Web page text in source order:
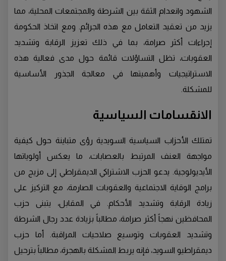
الشهود وانعدام الثقة بين الشرطة والمجتمعات المحلية، مما
يزيد من تعقيد التعامل مع هذه الجرائم. ومع اتخاذ الحكومة
إجراءات أكثر صرامة، بما في ذلك تعزيز الرقابة وتشديد
العقوبات، تظل التساؤلات قائمة حول مدى فعالية هذه
الاستراتيجيات وأهميتها في معالجة الجذور الأساسية
للمشكلة.
الانقسامات السياسية
تمتلك الأحزاب السياسية السويدية رؤى متباينة حول كيفية
مواجهة العنف المرتبط بالعصابات، ما يعكس أولوياتها
الأيديولوجية. يدعو الحزب الاشتراكي الديمقراطي إلى مزيج من
برامج الوقاية الاجتماعية والعقوبات الصارمة، مع التركيز على
زيادة الرقابة وتشديد الأحكام. في المقابل، يتبنى حزب
المحافظين نهجاً أكثر صرامة، مطالباً بزيادة عدد رجال الشرطة
وتشديد العقوبات وتوسيع صلاحيات المراقبة. أما حزب
ديمقراطيو السويد، فإنه يربط المشكلة بالهجرة، مطالباً بترحيل